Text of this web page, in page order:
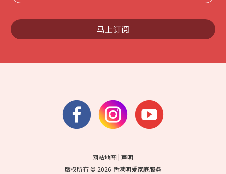
马上订阅
网站地图 |声明
版权所有 © 2026 香港明爱家庭服务